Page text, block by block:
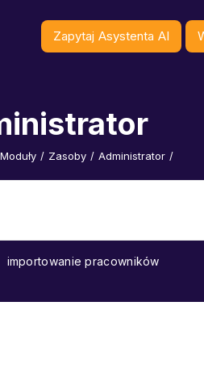
Zapytaj Asystenta AI
Moduły / Zasoby / Administrator /
importowanie pracowników